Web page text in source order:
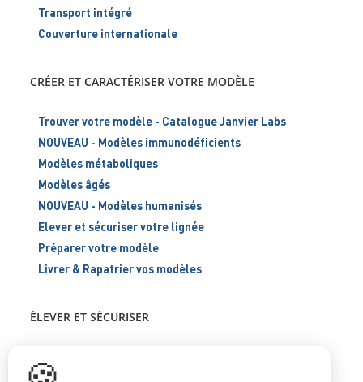
Transport intégré
Couverture internationale
CRÉER ET CARACTÉRISER VOTRE MODÈLE
Trouver votre modèle - Catalogue Janvier Labs
NOUVEAU - Modèles immunodéficients
Modèles métaboliques
Modèles âgés
NOUVEAU - Modèles humanisés
Elever et sécuriser votre lignée
Préparer votre modèle
Livrer & Rapatrier vos modèles
ÉLEVER ET SÉCURISER
Blog